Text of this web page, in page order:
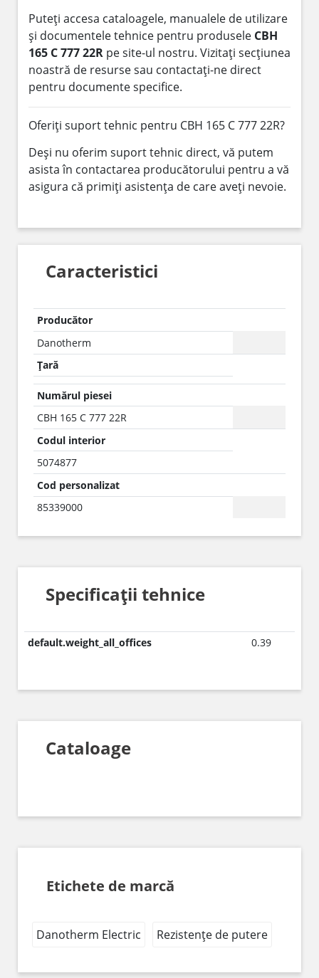
Puteți accesa cataloagele, manualele de utilizare
și documentele tehnice pentru produsele CBH
165 C 777 22R pe site-ul nostru. Vizitați secțiunea
noastră de resurse sau contactați-ne direct
pentru documente specifice.
Oferiți suport tehnic pentru CBH 165 C 777 22R?
Deși nu oferim suport tehnic direct, vă putem
asista în contactarea producătorului pentru a vă
asigura că primiți asistența de care aveți nevoie.
Caracteristici
Producător
Danotherm
Țară
Numărul piesei
CBH 165 C 777 22R
Codul interior
5074877
Cod personalizat
85339000
Specificații tehnice
default.weight_all_offices 0.39
Cataloage
Etichete de marcă
Danotherm Electric Rezistențe de putere